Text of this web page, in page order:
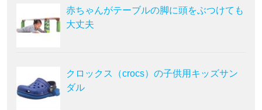
赤ちゃんがテーブルの脚に頭をぶつけても
大丈夫
クロックス（crocs）の子供用キッズサン
ダル